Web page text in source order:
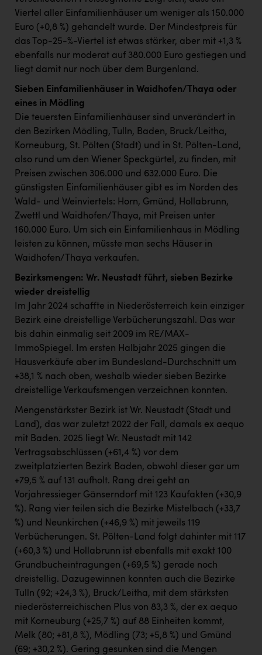
Viertel aller Einfamilienhäuser um weniger als 150.000
Euro (+0,8 %) gehandelt wurde. Der Mindestpreis für
das Top-25-%-Viertel ist etwas stärker, aber mit +1,3 %
ebenfalls nur moderat auf 380.000 Euro gestiegen und
liegt damit nur noch über dem Burgenland.
Sieben Einfamilienhäuser in Waidhofen/Thaya oder
eines in Mödling
Die teuersten Einfamilienhäuser sind unverändert in
den Bezirken Mödling, Tulln, Baden, Bruck/Leitha,
Korneuburg, St. Pölten (Stadt) und in St. Pölten-Land,
also rund um den Wiener Speckgürtel, zu finden, mit
Preisen zwischen 306.000 und 632.000 Euro. Die
günstigsten Einfamilienhäuser gibt es im Norden des
Wald- und Weinviertels: Horn, Gmünd, Hollabrunn,
Zwettl und Waidhofen/Thaya, mit Preisen unter
160.000 Euro. Um sich ein Einfamilienhaus in Mödling
leisten zu können, müsste man sechs Häuser in
Waidhofen/Thaya verkaufen.
Bezirksmengen: Wr. Neustadt führt, sieben Bezirke
wieder dreistellig
Im Jahr 2024 schaffte in Niederösterreich kein einziger
Bezirk eine dreistellige Verbücherungszahl. Das war
bis dahin einmalig seit 2009 im RE/MAX-
ImmoSpiegel. Im ersten Halbjahr 2025 gingen die
Hausverkäufe aber im Bundesland-Durchschnitt um
+38,1 % nach oben, weshalb wieder sieben Bezirke
dreistellige Verkaufsmengen verzeichnen konnten.
Mengenstärkster Bezirk ist Wr. Neustadt (Stadt und
Land), das war zuletzt 2022 der Fall, damals ex aequo
mit Baden. 2025 liegt Wr. Neustadt mit 142
Vertragsabschlüssen (+61,4 %) vor dem
zweitplatzierten Bezirk Baden, obwohl dieser gar um
+79,5 % auf 131 aufholt. Rang drei geht an
Vorjahressieger Gänserndorf mit 123 Kaufakten (+30,9
%). Rang vier teilen sich die Bezirke Mistelbach (+33,7
%) und Neunkirchen (+46,9 %) mit jeweils 119
Verbücherungen. St. Pölten-Land folgt dahinter mit 117
(+60,3 %) und Hollabrunn ist ebenfalls mit exakt 100
Grundbucheintragungen (+69,5 %) gerade noch
dreistellig. Dazugewinnen konnten auch die Bezirke
Tulln (92; +24,3 %), Bruck/Leitha, mit dem stärksten
niederösterreichischen Plus von 83,3 %, der ex aequo
mit Korneuburg (+25,7 %) auf 88 Einheiten kommt,
Melk (80; +81,8 %), Mödling (73; +5,8 %) und Gmünd
(69; +30,2 %). Gering gesunken sind die Mengen